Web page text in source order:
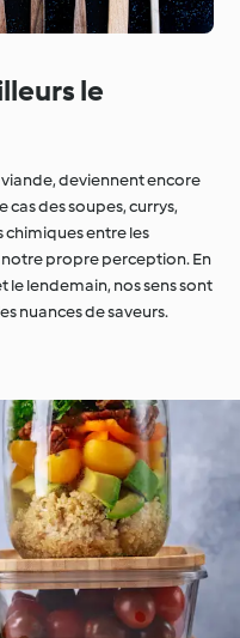
le
viande, deviennent encore
cas des soupes, currys,
chimiques entre les
propre perception. En
le lendemain, nos sens sont
nuances de saveurs.